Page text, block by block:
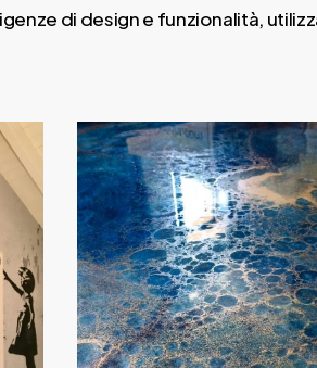
di design e funzionalità,
Daily
anti-
aging
cream